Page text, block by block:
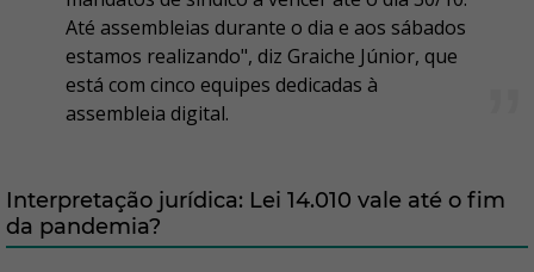
Até assembleias durante o dia e aos sábados
estamos realizando", diz Graiche Júnior, que
está com cinco equipes dedicadas à
assembleia digital.
Interpretação jurídica: Lei 14.010 vale até o fim
da pandemia?